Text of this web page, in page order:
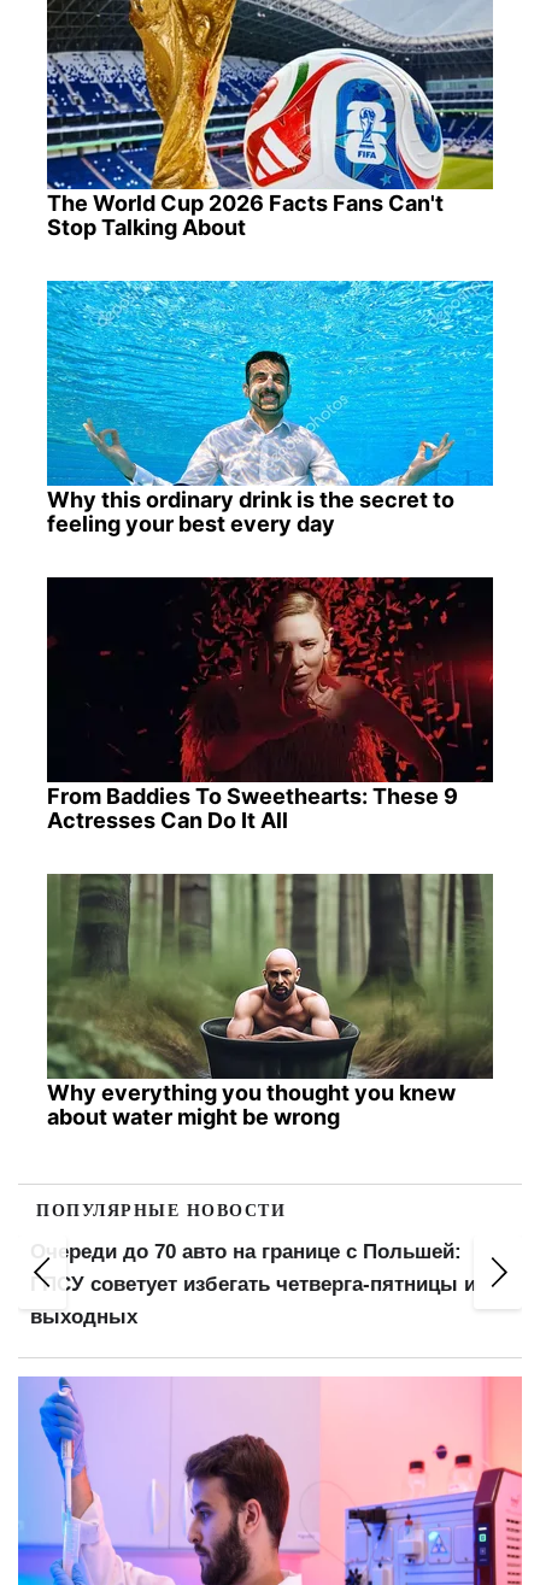
The World Cup 2026 Facts Fans Can't
Stop Talking About
Why this ordinary drink is the secret to
feeling your best every day
From Baddies To Sweethearts: These 9
Actresses Can Do It All
Why everything you thought you knew
about water might be wrong
ПОПУЛЯРНЫЕ НОВОСТИ
Мобильная связь от 190 грн: Киевстар и lifecell
предлагают спецтарифы — кому доступны